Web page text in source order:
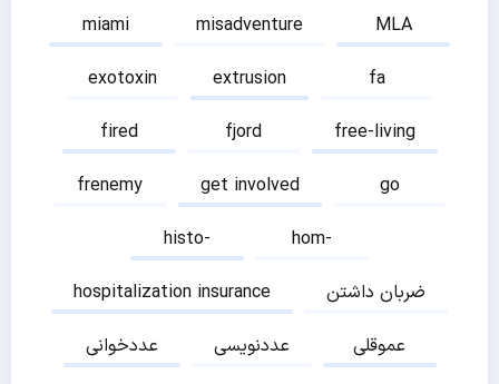
miami misadventure
MLA
exotoxin
extrusion
fa
fired
fjord
free-living
frenemy
get involved
go
histo-
hom-
hospitalization insurance
ضربان داشتن
عددخوانی
عددنویسی
عموقلی